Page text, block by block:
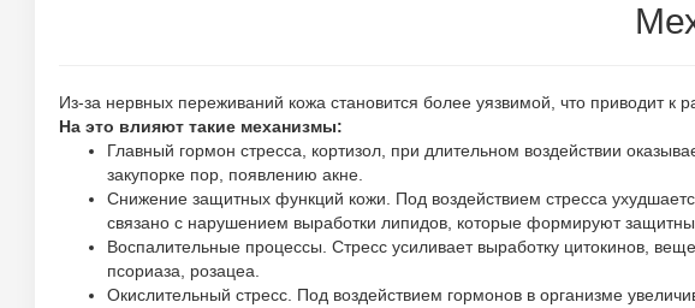
Из-за нервных переживаний кожа становится более уязвимой, что приводит к
На это влияют такие механизмы:
Главный гормон стресса, кортизол, при длительном воздействии
закупорке пор, появлению акне.
Снижение защитных функций кожи. Под воздействием стресса
связано с нарушением выработки липидов, которые формируют
Воспалительные процессы. Стресс усиливает выработку цитокинов,
псориаза, розацеа.
Окислительный стресс. Под воздействием гормонов в организме